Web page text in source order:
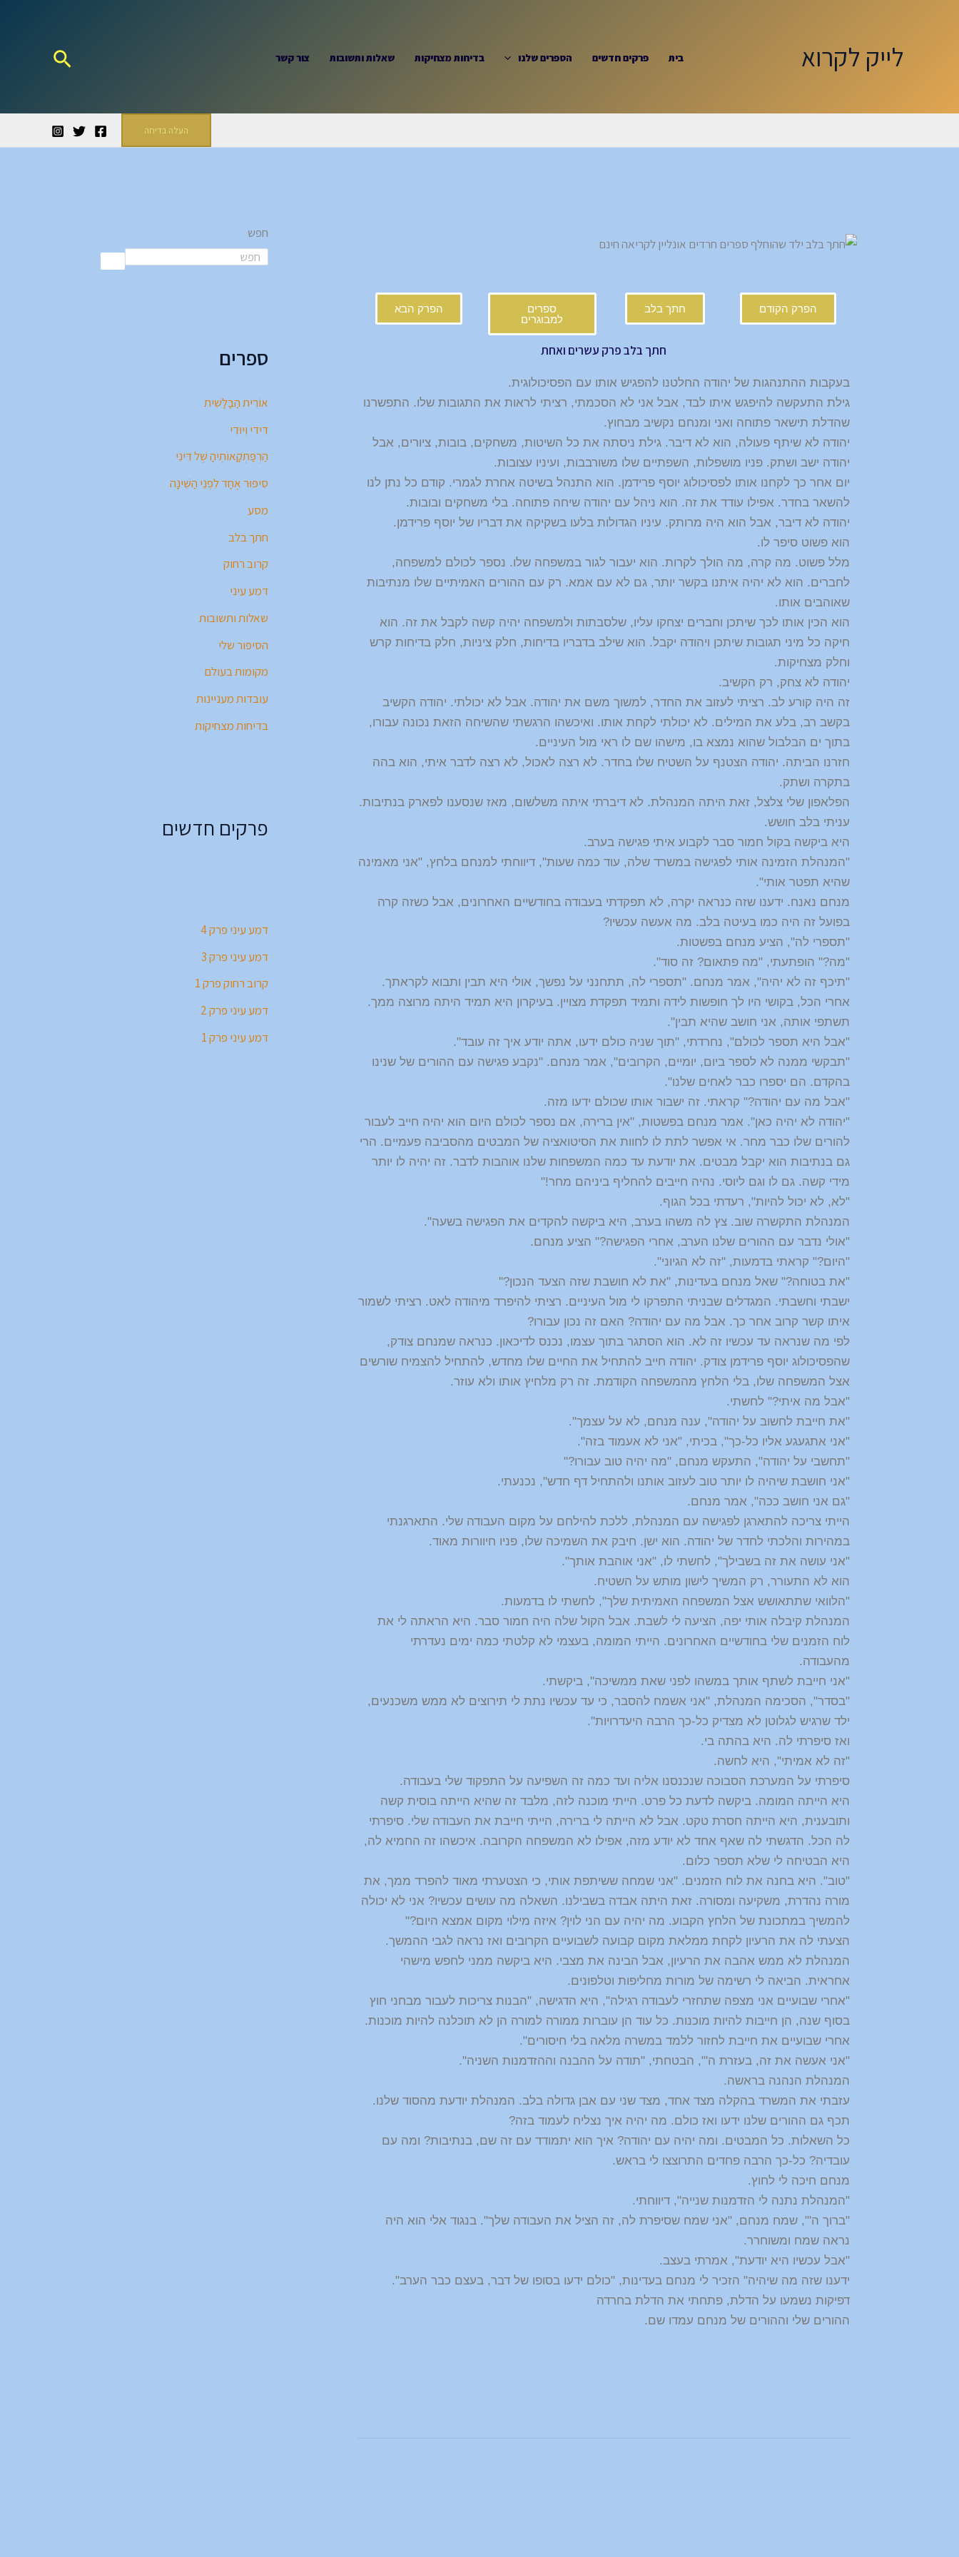
לייק לקרוא בית פרקים חדשים הספרים שלנו בדיחות מצחיקות שאלות ותשובות צור קשר חיפוש
העלה בדיחה
הפרק הקודם חתך בלב
ספרים
למבוגרים
הפרק הבא
חתך בלב פרק עשרים ואחת
בעקבות ההתנהגות של יהודה החלטנו להפגיש אותו עם הפסיכולוגית.
גילת התעקשה להיפגש איתו לבד, אבל אני לא הסכמתי, רציתי לראות את התגובות שלו. התפשרנו
שהדלת תישאר פתוחה ואני ומנחם נקשיב מבחוץ.
יהודה לא שיתף פעולה, הוא לא דיבר. גילת ניסתה את כל השיטות, משחקים, בובות, ציורים, אבל
יהודה ישב ושתק. פניו מושפלות, השפתיים שלו משורבבות, ועיניו עצובות.
יום אחר כך לקחנו אותו לפסיכולוג יוסף פרידמן. הוא התנהל בשיטה אחרת לגמרי. קודם כל נתן לנו
להשאר בחדר. אפילו עודד את זה. הוא ניהל עם יהודה שיחה פתוחה. בלי משחקים ובובות.
יהודה לא דיבר, אבל הוא היה מרותק. עיניו הגדולות בלעו בשקיקה את דבריו של יוסף פרידמן.
הוא פשוט סיפר לו.
מלל פשוט. מה קרה, מה הולך לקרות. הוא יעבור לגור במשפחה שלו. נספר לכולם למשפחה,
לחברים. הוא לא יהיה איתנו בקשר יותר, גם לא עם אמא. רק עם ההורים האמיתיים שלו מנתיבות
שאוהבים אותו.
הוא הכין אותו לכך שיתכן וחברים יצחקו עליו, שלסבתות ולמשפחה יהיה קשה לקבל את זה. הוא
חיקה כל מיני תגובות שיתכן ויהודה יקבל. הוא שילב בדבריו בדיחות, חלק ציניות, חלק בדיחות קרש
וחלק מצחיקות.
יהודה לא צחק, רק הקשיב.
זה היה קורע לב. רציתי לעזוב את החדר, למשוך משם את יהודה. אבל לא יכולתי. יהודה הקשיב
בקשב רב, בלע את המילים. לא יכולתי לקחת אותו. ואיכשהו הרגשתי שהשיחה הזאת נכונה עבורו,
בתוך ים הבלבול שהוא נמצא בו, מישהו שם לו ראי מול העיניים.
חזרנו הביתה. יהודה הצטנף על השטיח שלו בחדר. לא רצה לאכול, לא רצה לדבר איתי, הוא בהה
בתקרה ושתק.
הפלאפון שלי צלצל, זאת היתה המנהלת. לא דיברתי איתה משלשום, מאז שנסענו לפארק בנתיבות.
עניתי בלב חושש.
היא ביקשה בקול חמור סבר לקבוע איתי פגישה בערב.
"המנהלת הזמינה אותי לפגישה במשרד שלה, עוד כמה שעות", דיווחתי למנחם בלחץ, "אני מאמינה
שהיא תפטר אותי".
מנחם נאנח. ידענו שזה כנראה יקרה, לא תפקדתי בעבודה בחודשיים האחרונים, אבל כשזה קרה
בפועל זה היה כמו בעיטה בלב. מה אעשה עכשיו?
"תספרי לה", הציע מנחם בפשטות.
"מה?" הופתעתי, "מה פתאום? זה סוד".
"תיכף זה לא יהיה", אמר מנחם. "תספרי לה, תתחנני על נפשך, אולי היא תבין ותבוא לקראתך.
אחרי הכל, בקושי היו לך חופשות לידה ותמיד תפקדת מצויין. בעיקרון היא תמיד היתה מרוצה ממך.
תשתפי אותה, אני חושב שהיא תבין".
"אבל היא תספר לכולם", נחרדתי, "תוך שניה כולם ידעו, אתה יודע איך זה עובד".
"תבקשי ממנה לא לספר ביום, יומיים, הקרובים", אמר מנחם. "נקבע פגישה עם ההורים של שנינו
בהקדם. הם יספרו כבר לאחים שלנו".
"אבל מה עם יהודה?" קראתי. זה ישבור אותו שכולם ידעו מזה.
"יהודה לא יהיה כאן". אמר מנחם בפשטות, "אין ברירה, אם נספר לכולם היום הוא יהיה חייב לעבור
להורים שלו כבר מחר. אי אפשר לתת לו לחוות את הסיטואציה של המבטים מהסביבה פעמיים. הרי
גם בנתיבות הוא יקבל מבטים. את יודעת עד כמה המשפחות שלנו אוהבות לדבר. זה יהיה לו יותר
מידי קשה. גם לו וגם ליוסי. נהיה חייבים להחליף ביניהם מחר!"
"לא, לא יכול להיות", רעדתי בכל הגוף.
המנהלת התקשרה שוב. צץ לה משהו בערב, היא ביקשה להקדים את הפגישה בשעה".
"אולי נדבר עם ההורים שלנו הערב, אחרי הפגישה?" הציע מנחם.
"היום?" קראתי בדמעות, "זה לא הגיוני".
"את בטוחה?" שאל מנחם בעדינות, "את לא חושבת שזה הצעד הנכון?"
ישבתי וחשבתי. המגדלים שבניתי התפרקו לי מול העיניים. רציתי להיפרד מיהודה לאט. רציתי לשמור
איתו קשר קרוב אחר כך. אבל מה עם יהודה? האם זה נכון עבורו?
לפי מה שנראה עד עכשיו זה לא. הוא הסתגר בתוך עצמו, נכנס לדיכאון. כנראה שמנחם צודק,
שהפסיכולוג יוסף פרידמן צודק. יהודה חייב להתחיל את החיים שלו מחדש, להתחיל להצמיח שורשים
אצל המשפחה שלו, בלי הלחץ מהמשפחה הקודמת. זה רק מלחיץ אותו ולא עוזר.
"אבל מה איתי?" לחשתי.
"את חייבת לחשוב על יהודה", ענה מנחם, לא על עצמך".
"אני אתגעגע אליו כל-כך", בכיתי, "אני לא אעמוד בזה".
"תחשבי על יהודה", התעקש מנחם, "מה יהיה טוב עבורו?"
"אני חושבת שיהיה לו יותר טוב לעזוב אותנו ולהתחיל דף חדש", נכנעתי.
"גם אני חושב ככה", אמר מנחם.
הייתי צריכה להתארגן לפגישה עם המנהלת, ללכת להילחם על מקום העבודה שלי. התארגנתי
במהירות והלכתי לחדר של יהודה. הוא ישן. חיבק את השמיכה שלו, פניו חיוורות מאוד.
"אני עושה את זה בשבילך", לחשתי לו, "אני אוהבת אותך".
הוא לא התעורר, רק המשיך לישון מותש על השטיח.
"הלוואי שתתאושש אצל המשפחה האמיתית שלך", לחשתי לו בדמעות.
המנהלת קיבלה אותי יפה, הציעה לי לשבת. אבל הקול שלה היה חמור סבר. היא הראתה לי את
לוח הזמנים שלי בחודשיים האחרונים. הייתי המומה, בעצמי לא קלטתי כמה ימים נעדרתי
מהעבודה.
"אני חייבת לשתף אותך במשהו לפני שאת ממשיכה", ביקשתי.
"בסדר", הסכימה המנהלת, "אני אשמח להסבר, כי עד עכשיו נתת לי תירוצים לא ממש משכנעים,
ילד שרגיש לגלוטן לא מצדיק כל-כך הרבה היעדרויות".
ואז סיפרתי לה. היא בהתה בי.
"זה לא אמיתי", היא לחשה.
סיפרתי על המערכת הסבוכה שנכנסנו אליה ועד כמה זה השפיעה על התפקוד שלי בעבודה.
היא הייתה המומה. ביקשה לדעת כל פרט. הייתי מוכנה לזה, מלבד זה שהיא הייתה בוסית קשה
ותובענית, היא הייתה חסרת טקט. אבל לא הייתה לי ברירה, הייתי חייבת את העבודה שלי. סיפרתי
לה הכל. הדגשתי לה שאף אחד לא יודע מזה, אפילו לא המשפחה הקרובה. איכשהו זה החמיא לה,
היא הבטיחה לי שלא תספר כלום.
"טוב". היא בחנה את לוח הזמנים. "אני שמחה ששיתפת אותי, כי הצטערתי מאוד להפרד ממך, את
מורה נהדרת, משקיעה ומסורה. זאת היתה אבדה בשבילנו. השאלה מה עושים עכשיו? אני לא יכולה
להמשיך במתכונת של הלחץ הקבוע. מה יהיה עם הני לוין? איזה מילוי מקום אמצא היום?"
הצעתי לה את הרעיון לקחת ממלאת מקום קבועה לשבועיים הקרובים ואז נראה לגבי ההמשך.
המנהלת לא ממש אהבה את הרעיון, אבל הבינה את מצבי. היא ביקשה ממני לחפש מישהי
אחראית. הביאה לי רשימה של מורות מחליפות וטלפונים.
"אחרי שבועיים אני מצפה שתחזרי לעבודה רגילה", היא הדגישה, "הבנות צריכות לעבור מבחני חוץ
בסוף שנה, הן חייבות להיות מוכנות. כל עוד הן עוברות ממורה למורה הן לא תוכלנה להיות מוכנות.
אחרי שבועיים את חייבת לחזור ללמד במשרה מלאה בלי חיסורים".
"אני אעשה את זה, בעזרת ה'", הבטחתי, "תודה על ההבנה וההזדמנות השניה".
המנהלת הנהנה בראשה.
עזבתי את המשרד בהקלה מצד אחד, מצד שני עם אבן גדולה בלב. המנהלת יודעת מהסוד שלנו.
תכף גם ההורים שלנו ידעו ואז כולם. מה יהיה איך נצליח לעמוד בזה?
כל השאלות. כל המבטים. ומה יהיה עם יהודה? איך הוא יתמודד עם זה שם, בנתיבות? ומה עם
עובדיה? כל-כך הרבה פחדים התרוצצו לי בראש.
מנחם חיכה לי לחוץ.
"המנהלת נתנה לי הזדמנות שנייה", דיווחתי.
"ברוך ה'", שמח מנחם, "אני שמח שסיפרת לה, זה הציל את העבודה שלך". בנגוד אלי הוא היה
נראה שמח ומשוחרר.
"אבל עכשיו היא יודעת", אמרתי בעצב.
ידענו שזה מה שיהיה" הזכיר לי מנחם בעדינות, "כולם ידעו בסופו של דבר, בעצם כבר הערב".
דפיקות נשמעו על הדלת, פתחתי את הדלת בחרדה
ההורים שלי וההורים של מנחם עמדו שם.
חפש
ספרים
אוֹרִית הַבַּלָּשִׁית
דִּידִי וְיוּדִי
הַרְפַּתְקָאוֹתֶיהָ שֶׁל דִּינִי
סִיפּוּר אֶחָד לִפְנֵי הַשֵּׁינָה
מסע
חתך בלב
קרוב רחוק
דמע עיני
שאלות ותשובות
הסיפור שלי
מקומות בעולם
עובדות מעניינות
בדיחות מצחיקות
פרקים חדשים
דמע עיני פרק 4
דמע עיני פרק 3
קרוב רחוק פרק 1
דמע עיני פרק 2
דמע עיני פרק 1